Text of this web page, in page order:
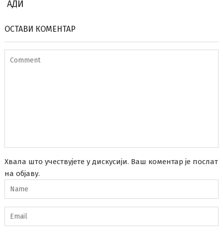
АДИ
ОСТАВИ КОМЕНТАР
Хвала што учествујете у дискусији. Ваш коментар је послат
на објаву.